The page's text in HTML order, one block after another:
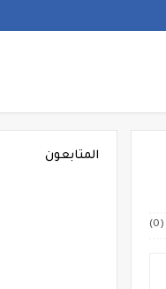
(0)
المتابعون